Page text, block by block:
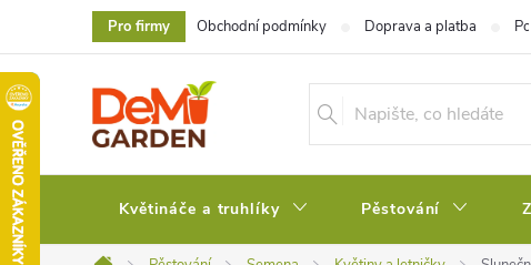
obsah
Pro firmy Obchodní podmínky Doprava a platba
Květináče a truhlíky Pěstování